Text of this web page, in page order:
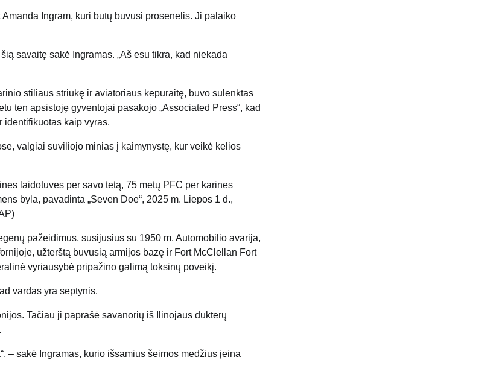
Ingram, kuri būtų buvusi prosenelis. Ji palaiko
savaitę sakė Ingramas. „Aš esu tikra, kad niekada
stiliaus striukę ir aviatoriaus kepuraitę, buvo sulenktas
ten apsistoję gyventojai pasakojo „Associated Press“, kad
identifikuotas kaip vyras.
valgiai suviliojo minias į kaimynystę, kur veikė kelios
laidotuves per savo tetą, 75 metų PFC per karines
byla, pavadinta „Seven Doe“, 2025 m. Liepos 1 d.,
pažeidimus, susijusius su 1950 m. Automobilio avarija,
užterštą buvusią armijos bazę ir Fort McClellan Fort
vyriausybė pripažino galimą toksinų poveikį.
vardas yra septynis.
Tačiau ji paprašė savanorių iš Ilinojaus dukterų
– sakė Ingramas, kurio išsamius šeimos medžius įeina